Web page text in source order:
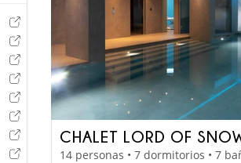
CHALET LORD OF
14 personas • 7 dormitorios • 7